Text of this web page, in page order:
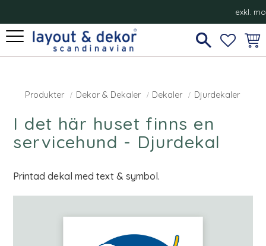
Meny
exkl.
Produkter Dekor & Dekaler Dekaler Djurdekaler
I det här huset finns en
servicehund - Djurdekal
Printad dekal med text & symbol.